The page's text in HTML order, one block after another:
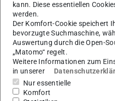
kann. Diese essentiellen
werden.
Der Komfort-Cookie speichert
bevorzugte Suchmaschine,
Auswertung durch die Open-
„Matomo“ regelt.
Weitere Informationen zum
in unserer
Nur essentielle
Komfort